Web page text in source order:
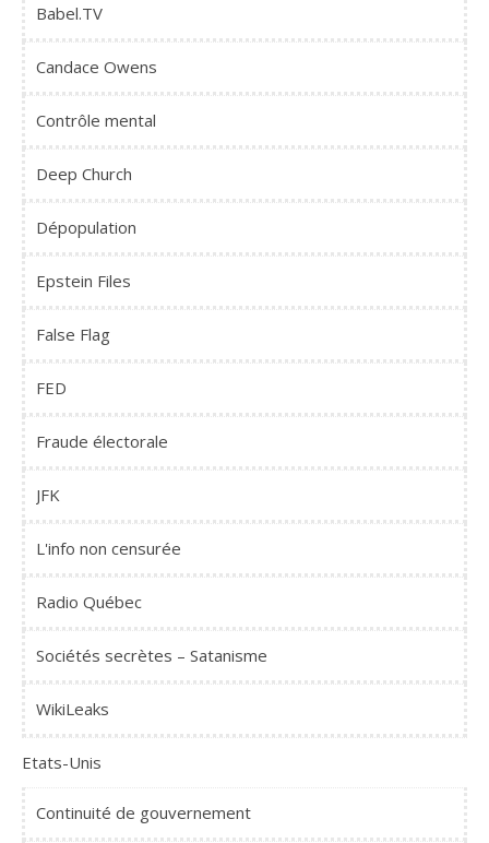
Babel.TV
Candace Owens
Contrôle mental
Deep Church
Dépopulation
Epstein Files
False Flag
FED
Fraude électorale
JFK
L'info non censurée
Radio Québec
Sociétés secrètes – Satanisme
WikiLeaks
Etats-Unis
Continuité de gouvernement